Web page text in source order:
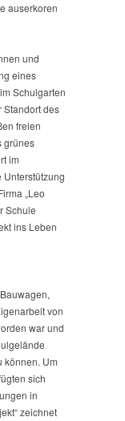
schon
auserkoren
und
eines
Schulgarten
Standort des
freien
grünes
im
„Leo
Schule
ins Leben
von
war und
können. Um
sich
in
zeichnet